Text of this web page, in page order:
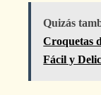
Quizás
Croquetas
Fácil y